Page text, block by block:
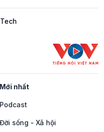
Mới nhất
Podcast
Đời sống - Xã hội